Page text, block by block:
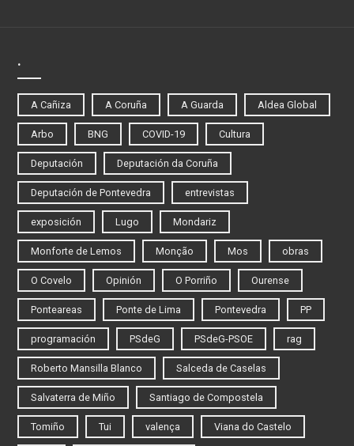
.
A Cañiza A Coruña A Guarda Aldea Global
Arbo BNG COVID-19 Cultura
Deputación Deputación da Coruña
Deputación de Pontevedra entrevistas
exposición Lugo Mondariz
Monforte de Lemos Monção Mos obras
O Covelo Opinión O Porriño Ourense
Ponteareas Ponte de Lima Pontevedra PP
programación PSdeG PSdeG-PSOE rag
Roberto Mansilla Blanco Salceda de Caselas
Salvaterra de Miño Santiago de Compostela
Tomiño Tui valença Viana do Castelo